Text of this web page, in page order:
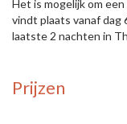
Het is mogelijk om
vindt plaats vanaf dag
laatste 2 nachten in
Prijzen